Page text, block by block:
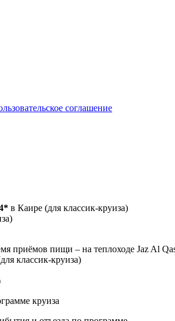
соглашение
в Каире (для классик-круиза)
приёмов пищи – на теплоходе Jaz Al
классик-круиза)
круиза